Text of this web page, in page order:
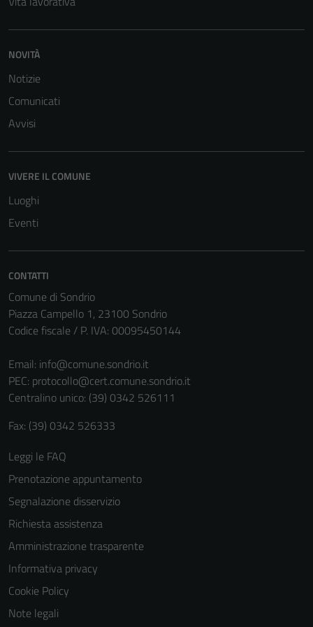
NOVITÀ
Notizie
Comunicati
Avvisi
VIVERE IL COMUNE
Luoghi
Eventi
CONTATTI
Comune di Sondrio
Piazza Campello 1, 23100 Sondrio
Codice fiscale / P. IVA: 00095450144
Email: info@comune.sondrio.it
PEC: protocollo@cert.comune.sondrio.it
Centralino unico: (39) 0342 526111
Fax: (39) 0342 526333
Leggi le FAQ
Prenotazione appuntamento
Segnalazione disservizio
Richiesta assistenza
Amministrazione trasparente
Informativa privacy
Cookie Policy
Note legali